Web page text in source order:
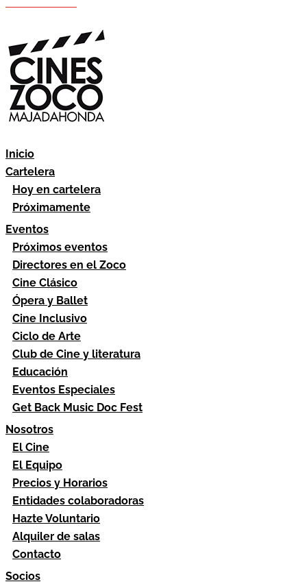
Inicio
Cartelera
Hoy en cartelera
Próximamente
Eventos
Próximos eventos
Directores en el Zoco
Cine Clásico
Ópera y Ballet
Cine Inclusivo
Ciclo de Arte
Club de Cine y literatura
Educación
Eventos Especiales
Get Back Music Doc Fest
Nosotros
El Cine
El Equipo
Precios y Horarios
Entidades colaboradoras
Hazte Voluntario
Alquiler de salas
Contacto
Socios